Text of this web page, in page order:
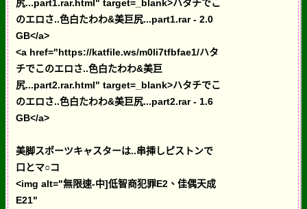
尻...part1.rar.html" target=_blank>ハタチでこ
のエロさ..色白たわわ&美巨尻...part1.rar - 2.0
GB</a>
<a href="https://katfile.ws/m0li7tfbfae1/ハタ
チでこのエロさ..色白たわわ&美巨
尻...part2.rar.html" target=_blank>ハタチでこ
のエロさ..色白たわわ&美巨尻...part2.rar - 1.6
GB</a>
美脚スポーツキャスターは..串挿しピストンで
口とマ○コ
<img alt="無限速-中]低智商犯罪E2、佳偶天成
E21"